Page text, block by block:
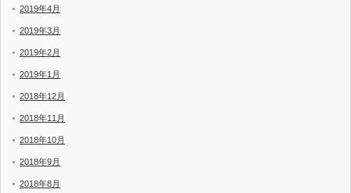
2019年4月
2019年3月
2019年2月
2019年1月
2018年12月
2018年11月
2018年10月
2018年9月
2018年8月